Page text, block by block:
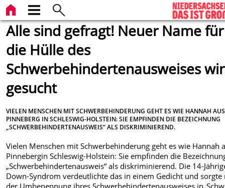
Alle sind gefragt! Neuer Name für
die Hülle des
Schwerbehindertenausweises
gesucht
VIELEN MENSCHEN MIT SCHWERBEHINDERUNG GEHT ES WIE HANNAH AUS
PINNEBERG IN SCHLESWIG-HOLSTEIN: SIE EMPFINDEN DIE BEZEICHNUNG
„SCHWERBEHINDERTENAUSWEIS“ ALS DISKRIMINIEREND.
Vielen Menschen mit Schwerbehinderung geht es wie Hannah
Pinnebergin Schleswig-Holstein: Sie empfinden die
„Schwerbehindertenausweis“ als diskriminierend. Die 14-
Down-Syndrom verdeutlichte das in einem Gedicht und sorgte
der Umbenennung ihres Schwerbehindertenausweises